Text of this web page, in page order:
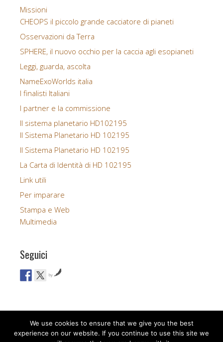
Missioni
CHEOPS il piccolo grande cacciatore di pianeti
Osservazioni da Terra
SPHERE, il nuovo occhio per la caccia agli esopianeti
Leggi, guarda, ascolta
NameExoWorlds italia
I finalisti Italiani
I partner e la commissione
Il sistema planetario HD102195
Il Sistema Planetario HD 102195
Il Sistema Planetario HD 102195
La Carta di Identità di HD 102195
Link utili
Per imparare
Stampa e Web
Multimedia
Seguici
by
We use cookies to ensure that we give you the best
experience on our website. If you continue to use this site we